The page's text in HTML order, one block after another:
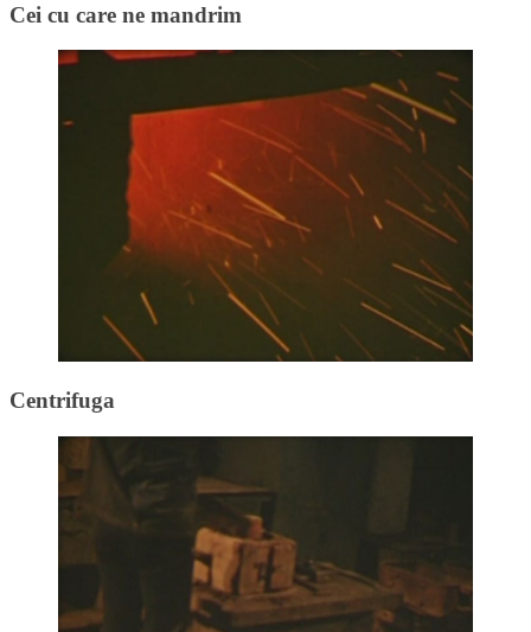
Cei cu care ne mandrim
Centrifuga